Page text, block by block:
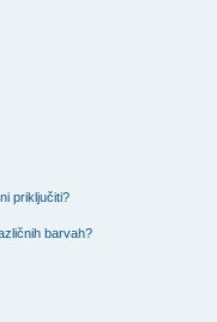
priključiti?
barvah?